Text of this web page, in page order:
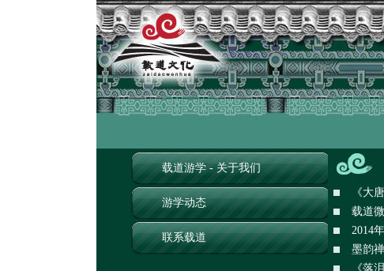
载道游学 - 关于我们
游学动态
联系载道
《大
载道
2014
墨韵
《落